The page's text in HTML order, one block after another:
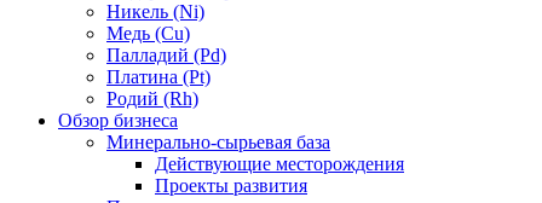
Никель (Ni)
Медь (Cu)
Палладий (Pd)
Платина (Pt)
Родий (Rh)
Обзор бизнеса
Минерально-сырьевая база
Действующие месторождения
Проекты развития